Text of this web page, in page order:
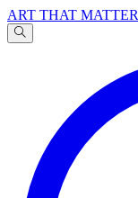
ART THAT